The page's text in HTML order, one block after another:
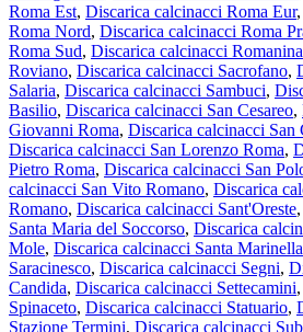
Roma Est, Discarica calcinacci Roma Eur,
Roma Nord, Discarica calcinacci Roma
Roma Sud, Discarica calcinacci Romanina
Roviano, Discarica calcinacci Sacrofano,
Salaria, Discarica calcinacci Sambuci,
Basilio, Discarica calcinacci San Cesareo,
Giovanni Roma, Discarica calcinacci San
Discarica calcinacci San Lorenzo Roma,
Pietro Roma, Discarica calcinacci San
calcinacci San Vito Romano, Discarica
Romano, Discarica calcinacci Sant'Oreste,
Santa Maria del Soccorso, Discarica
Mole, Discarica calcinacci Santa Marinella
Saracinesco, Discarica calcinacci Segni,
Candida, Discarica calcinacci Settecamini,
Spinaceto, Discarica calcinacci Statuario,
Stazione Termini, Discarica calcinacci